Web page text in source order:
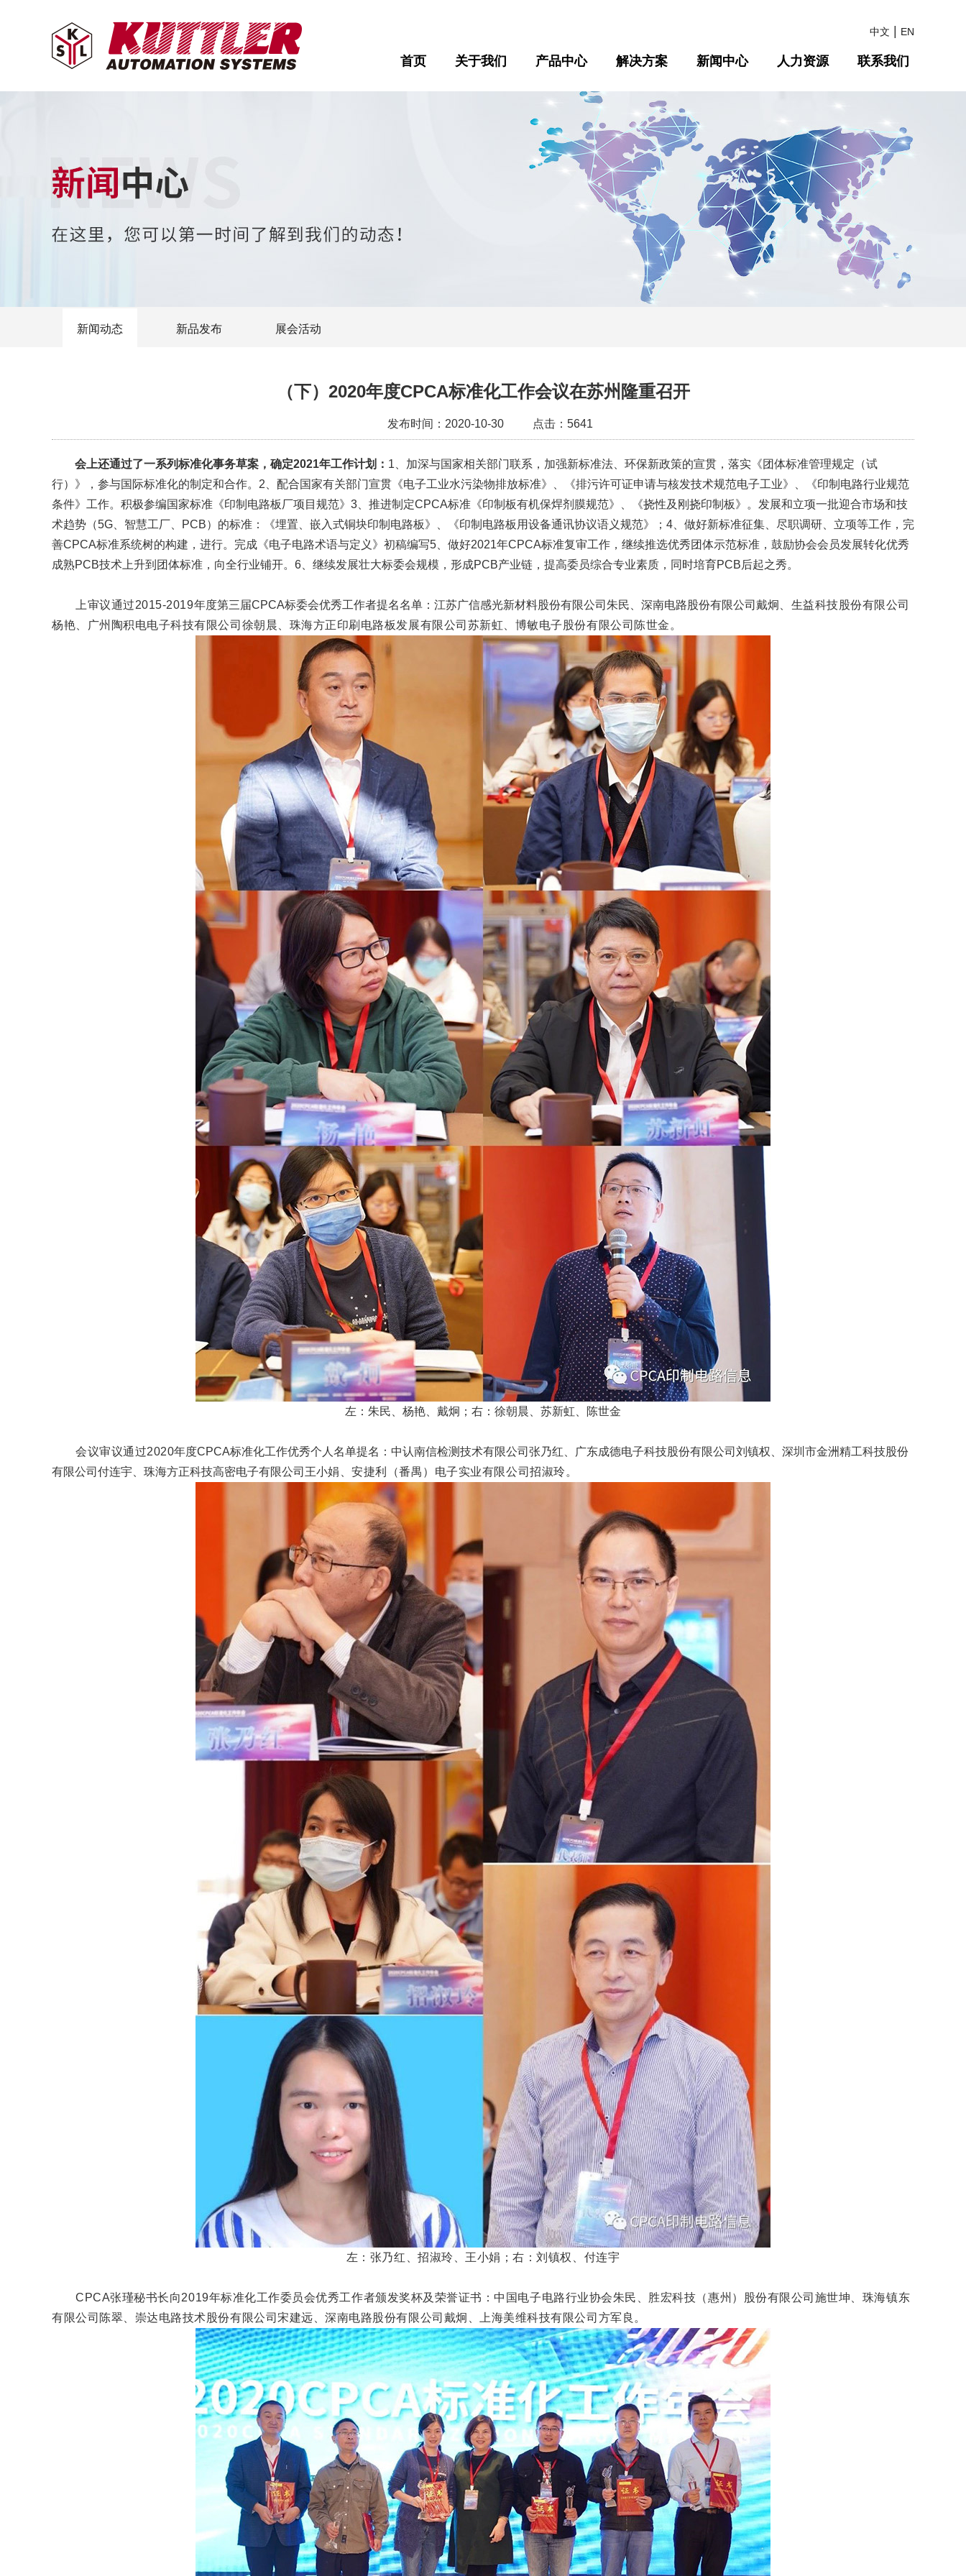
中文 EN
首页 关于我们 产品中心 解决方案 新闻中心 人力资源 联系我们
新闻动态 新品发布 展会活动
（下）2020年度CPCA标准化工作会议在苏州隆重召开
发布时间：2020-10-30 点击：5641
会上还通过了一系列标准化事务草案，确定2021年工作计划： 1、加深与国家相关部门联系，加强新标准法、环保新政策的宣贯，落实《团体标准管理规定（试
行）》，参与国际标准化的制定和合作。2、配合国家有关部门宣贯《电子工业水污染物排放标准》、《排污许可证申请与核发技术规范电子工业》、《印制电路行业规范
条件》工作。积极参编国家标准《印制电路板厂项目规范》3、推进制定CPCA标准《印制板有机保焊剂膜规范》、《挠性及刚挠印制板》。发展和立项一批迎合市场和技
术趋势（5G、智慧工厂、PCB）的标准：《埋置、嵌入式铜块印制电路板》、《印制电路板用设备通讯协议语义规范》；4、做好新标准征集、尽职调研、立项等工作，完
善CPCA标准系统树的构建，进行。完成《电子电路术语与定义》初稿编写5、做好2021年CPCA标准复审工作，继续推选优秀团体示范标准，鼓励协会会员发展转化优秀
成熟PCB技术上升到团体标准，向全行业铺开。6、继续发展壮大标委会规模，形成PCB产业链，提高委员综合专业素质，同时培育PCB后起之秀。
上审议通过2015-2019年度第三届CPCA标委会优秀工作者提名名单：江苏广信感光新材料股份有限公司朱民、深南电路股份有限公司戴炯
、生益科技股份有限公司
杨艳、广州陶积电电子科技有限公司徐朝晨、珠海方正印刷电路板发展有限公司苏新虹、博敏电子股份有限公司陈世金 。
左：朱民、杨艳、戴炯；右：徐朝晨、苏新虹、陈世金
会议审议通过2020年度CPCA标准化工作优秀个人名单提名：中认南信检测技术有限公司张乃红、广东成德电子科技股份有限公司刘镇权、深圳市金洲精工科技股份
有限公司付连宇、珠海方正科技高密电子有限公司王小娟 、安捷利（番禺） 电子实业有限公司招淑玲。
左：张乃红、招淑玲、王小娟 ；右：刘镇权、付连宇
CPCA张瑾秘书长向2019年标准化工作委员会优秀工作者颁发奖杯及荣誉证书：中国电子电路行业协会朱民、胜宏科技（惠州）股份有限公司施世坤、珠海镇东
有限公司陈翠、崇达电路技术股份有限公司宋建远、深南电路股份有限公司戴炯 、上海美维科技有限公司方军良 。